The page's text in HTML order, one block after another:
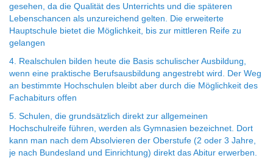
gesehen, da die Qualität des Unterrichts und die späteren
Lebenschancen als unzureichend gelten. Die erweiterte
Hauptschule bietet die Möglichkeit, bis zur mittleren Reife zu
gelangen
4. Realschulen bilden heute die Basis schulischer Ausbildung,
wenn eine praktische Berufsausbildung angestrebt wird. Der Weg
an bestimmte Hochschulen bleibt aber durch die Möglichkeit des
Fachabiturs offen
5. Schulen, die grundsätzlich direkt zur allgemeinen
Hochschulreife führen, werden als Gymnasien bezeichnet. Dort
kann man nach dem Absolvieren der Oberstufe (2 oder 3 Jahre,
je nach Bundesland und Einrichtung) direkt das Abitur erwerben.